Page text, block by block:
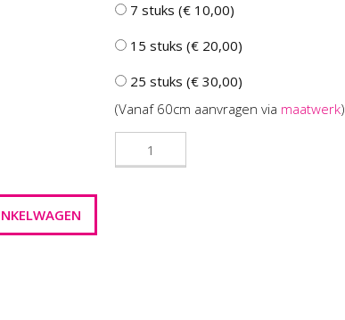
7 stuks (€ 10,00)
15 stuks (€ 20,00)
25 stuks (€ 30,00)
(Vanaf 60cm aanvragen via maatwerk)